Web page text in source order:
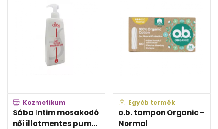
Kozmetikum
Sába Intim mosakodó
női illatmentes pum...
Egyéb termék
o.b. tampon Organic -
Normal